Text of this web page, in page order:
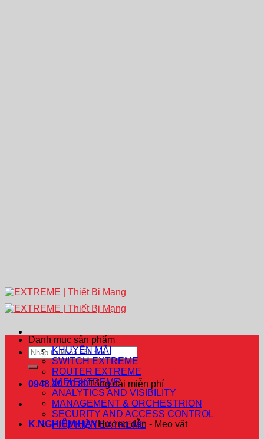
Tìm
kiếm:
0948.40.70.80Tổng đài miễn phí
K.NGHIỆM HAYHướng dẫn - Mẹo vặt
Danh mục sản phẩm
KHUYẾN MÃI
SWITCH EXTREME
ROUTER EXTREME
WIFI EXTREME
ANALYTICS AND VISIBILITY
MANAGEMENT & ORCHESTRION
SECURITY AND ACCESS CONTROL
PHỤ KIỆN EXTREME